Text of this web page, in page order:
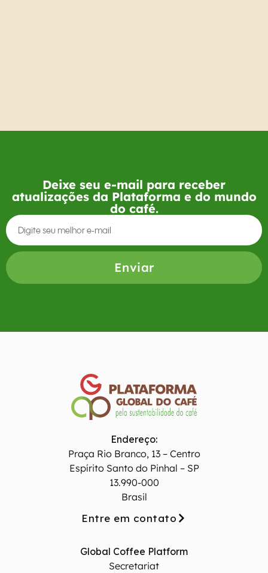
Deixe seu e-mail para receber
atualizações da Plataforma e do mundo
do café.
Enviar
Endereço:
Praça Rio Branco, 13 – Centro
Espírito Santo do Pinhal – SP
13.990-000
Brasil
Entre em contato
Global Coffee Platform
Secretariat